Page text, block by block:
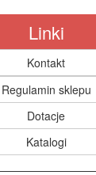
Linki
Kontakt
Regulamin sklepu
Dotacje
Katalogi